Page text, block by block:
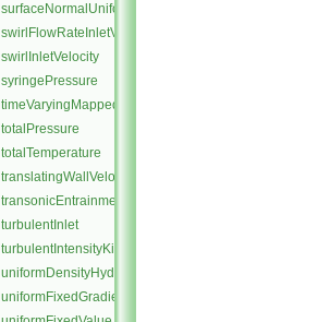
surfaceNormalUniformFixedValue
swirlFlowRateInletVelocity
swirlInletVelocity
syringePressure
timeVaryingMappedFixedValue
totalPressure
totalTemperature
translatingWallVelocity
transonicEntrainmentPressure
turbulentInlet
turbulentIntensityKineticEnergyInlet
uniformDensityHydrostaticPressure
uniformFixedGradient